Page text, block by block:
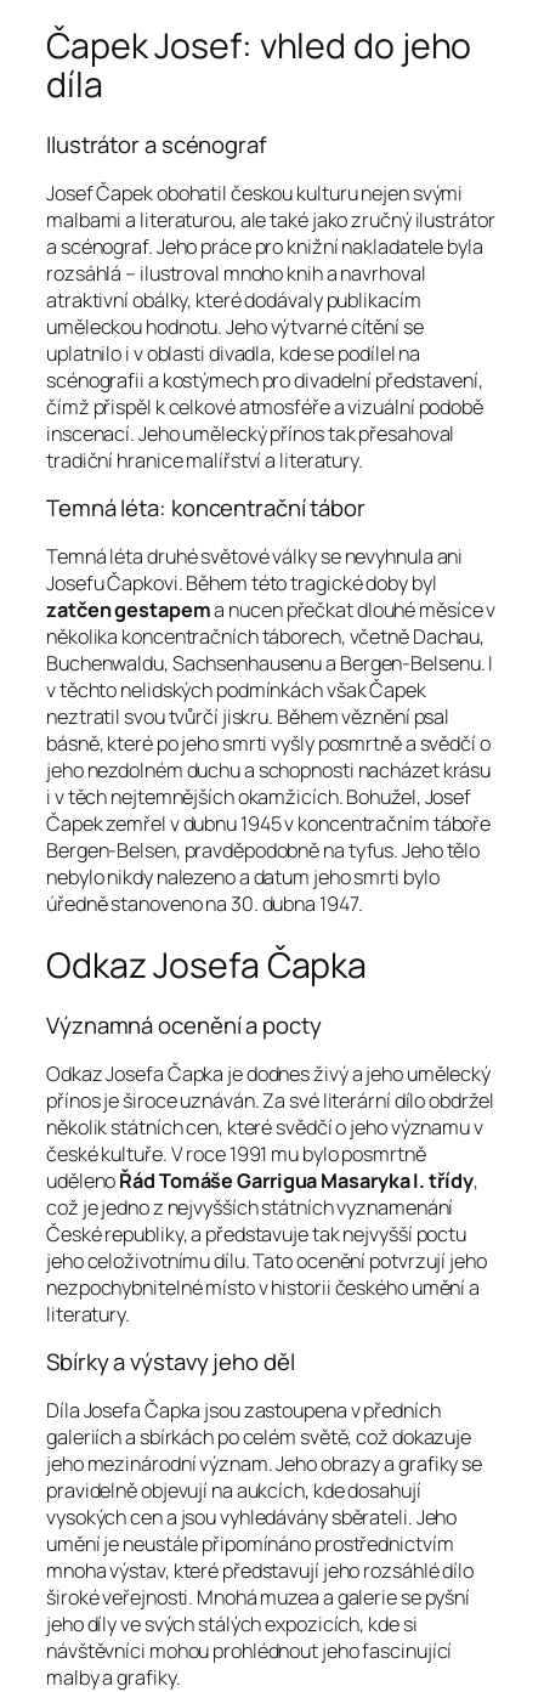
Čapek Josef: vhled do jeho
díla
Ilustrátor a scénograf
Josef Čapek obohatil českou kulturu nejen svými
malbami a literaturou, ale také jako zručný ilustrátor
a scénograf. Jeho práce pro knižní nakladatele byla
rozsáhlá – ilustroval mnoho knih a navrhoval
atraktivní obálky, které dodávaly publikacím
uměleckou hodnotu. Jeho výtvarné cítění se
uplatnilo i v oblasti divadla, kde se podílel na
scénografii a kostýmech pro divadelní představení,
čímž přispěl k celkové atmosféře a vizuální podobě
inscenací. Jeho umělecký přínos tak přesahoval
tradiční hranice malířství a literatury.
Temná léta: koncentrační tábor
Temná léta druhé světové války se nevyhnula ani
Josefu Čapkovi. Během této tragické doby byl
zatčen gestapema nucen přečkat dlouhé měsíce v
několika koncentračních táborech, včetně Dachau,
Buchenwaldu, Sachsenhausenu a Bergen-Belsenu. I
v těchto nelidských podmínkách však Čapek
neztratil svou tvůrčí jiskru. Během věznění psal
básně, které po jeho smrti vyšly posmrtně a svědčí o
jeho nezdolném duchu a schopnosti nacházet krásu
i v těch nejtemnějších okamžicích. Bohužel, Josef
Čapek zemřel v dubnu 1945 v koncentračním táboře
Bergen-Belsen, pravděpodobně na tyfus. Jeho tělo
nebylo nikdy nalezeno a datum jeho smrti bylo
úředně stanoveno na 30. dubna 1947.
Odkaz Josefa Čapka
Významná ocenění a pocty
Odkaz Josefa Čapka je dodnes živý a jeho umělecký
přínos je široce uznáván. Za své literární dílo obdržel
několik státních cen, které svědčí o jeho významu v
české kultuře. V roce 1991 mu bylo posmrtně
udělenoŘád Tomáše Garrigua Masaryka I. třídy,
což je jedno z nejvyšších státních vyznamenání
České republiky, a představuje tak nejvyšší poctu
jeho celoživotnímu dílu. Tato ocenění potvrzují jeho
nezpochybnitelné místo v historii českého umění a
literatury.
Sbírky a výstavy jeho děl
Díla Josefa Čapka jsou zastoupena v předních
galeriích a sbírkách po celém světě, což dokazuje
jeho mezinárodní význam. Jeho obrazy a grafiky se
pravidelně objevují na aukcích, kde dosahují
vysokých cen a jsou vyhledávány sběrateli. Jeho
umění je neustále připomínáno prostřednictvím
mnoha výstav, které představují jeho rozsáhlé dílo
široké veřejnosti. Mnohá muzea a galerie se pyšní
jeho díly ve svých stálých expozicích, kde si
návštěvníci mohou prohlédnout jeho fascinující
malby a grafiky.